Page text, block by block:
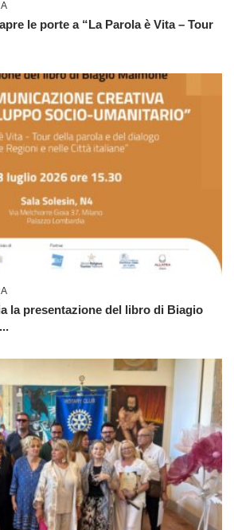
le porte a “La Parola è Vita – Tour
la presentazione del libro di Biagio